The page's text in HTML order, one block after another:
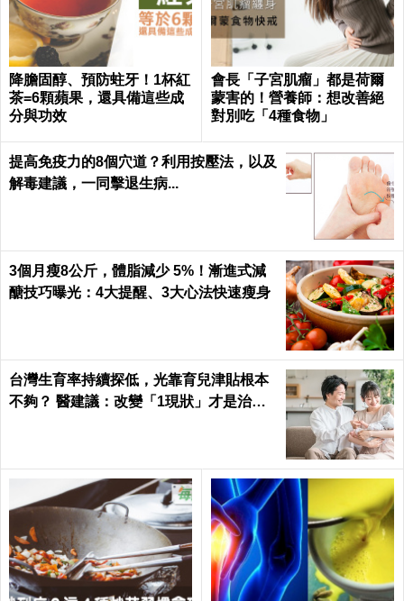
降膽固醇、預防蛀牙！1杯紅
茶=6顆蘋果，還具備這些成
分與功效
會長「子宮肌瘤」都是荷爾
蒙害的！營養師：想改善絕
對別吃「4種食物」
提高免疫力的8個穴道？利用按壓法，以及
解毒建議，一同擊退生病...
3個月瘦8公斤，體脂減少 5%！漸進式減
醣技巧曝光：4大提醒、3大心法快速瘦身
台灣生育率持續探低，光靠育兒津貼根本
不夠？ 醫建議：改變「1現狀」才是治本